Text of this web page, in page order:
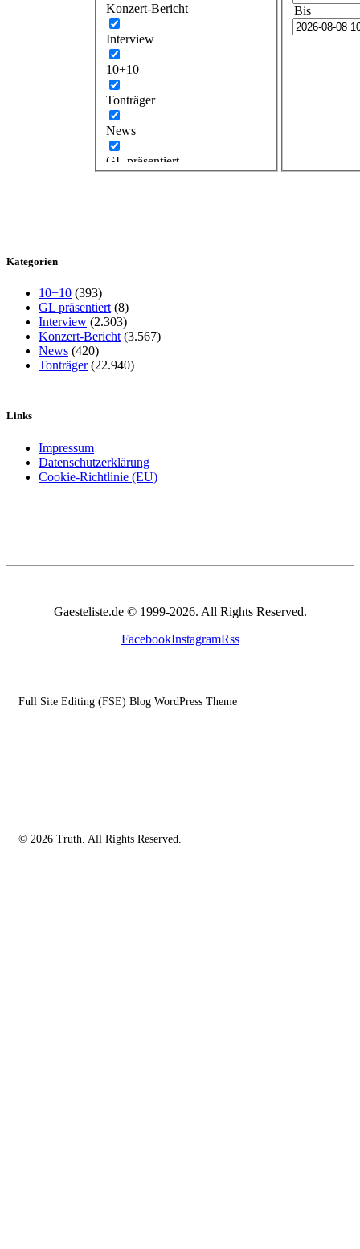
Konzert-Bericht
Interview
10+10
Tonträger
News
GL präsentiert
Bis
Kategorien
10+10 (393)
GL präsentiert (8)
Interview (2.303)
Konzert-Bericht (3.567)
News (420)
Tonträger(22.940)
Links
Impressum
Datenschutzerklärung
Cookie-Richtlinie (EU)
Gaesteliste.de © 1999-2026. All Rights Reserved.
FacebookInstagramRss
Full Site Editing (FSE) Blog WordPress Theme
© 2026 Truth. All Rights Reserved.